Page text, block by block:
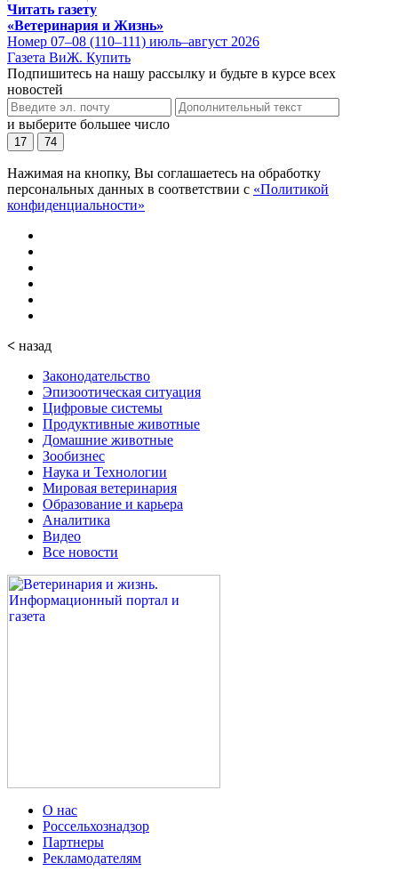
Читать газету
«Ветеринария и Жизнь»
Номер 07–08 (110–111) июль–август 2026
Газета ВиЖ. Купить
Подпишитесь на нашу рассылку и будьте в курсе всех
новостей
и выберите большее число
17 74
Нажимая на кнопку, Вы соглашаетесь на обработку
персональных данных в соответствии с «Политикой
конфиденциальности»
< назад
Законодательство
Эпизоотическая ситуация
Цифровые системы
Продуктивные животные
Домашние животные
Зообизнес
Наука и Технологии
Мировая ветеринария
Образование и карьера
Аналитика
Видео
Все новости
О нас
Россельхознадзор
Партнеры
Рекламодателям